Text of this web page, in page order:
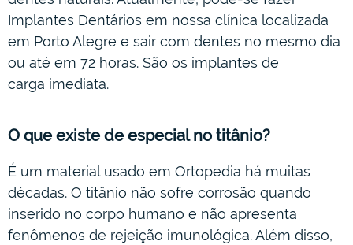
Implantes Dentários em nossa clínica localizada
em Porto Alegre e sair com dentes no mesmo dia
ou até em 72 horas. São os implantes de
carga imediata.
O que existe de especial no titânio?
É um material usado em Ortopedia há muitas
décadas. O titânio não sofre corrosão quando
inserido no corpo humano e não apresenta
fenômenos de rejeição imunológica. Além disso,